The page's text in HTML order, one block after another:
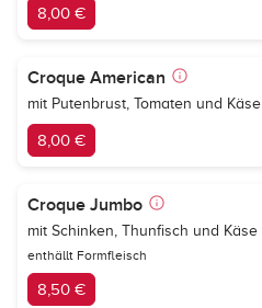
8,00 €
Croque American
mit Putenbrust, Tomaten und Käse
8,00 €
Croque Jumbo
mit Schinken, Thunfisch und Käse
enthällt Formfleisch
8,50 €